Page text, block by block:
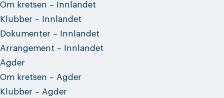
Om kretsen – Innlandet
Klubber – Innlandet
Dokumenter – Innlandet
Arrangement – Innlandet
Agder
Om kretsen – Agder
Klubber – Agder